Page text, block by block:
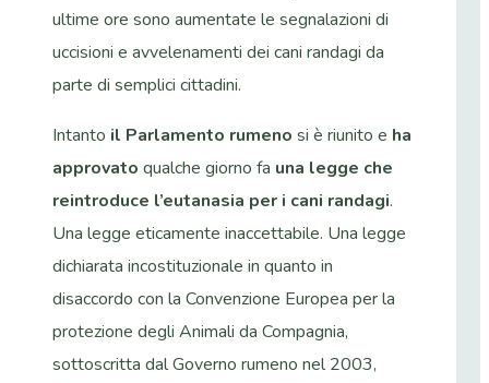
ultime ore sono aumentate le segnalazioni di
uccisioni e avvelenamenti dei cani randagi da
parte di semplici cittadini.
Intanto il Parlamento rumeno si è riunito e ha
approvato qualche giorno fa una legge che
reintroduce l’eutanasia per i cani randagi.
Una legge eticamente inaccettabile. Una legge
dichiarata incostituzionale in quanto in
disaccordo con la Convenzione Europea per la
protezione degli Animali da Compagnia,
sottoscritta dal Governo rumeno nel 2003,